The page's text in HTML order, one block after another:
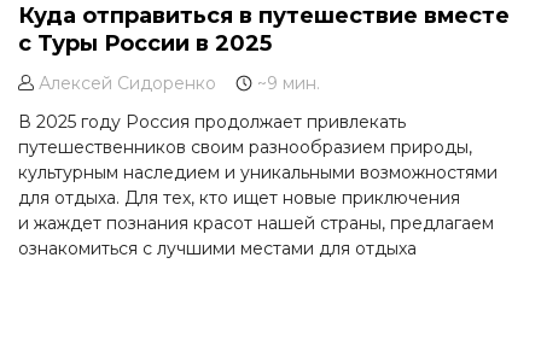
Куда отправиться в путешествие вместе
с Туры России в 2025
Алексей Сидоренко
~9 мин.
В 2025 году Россия продолжает привлекать
путешественников своим разнообразием природы,
культурным наследием и уникальными возможностями
для отдыха. Для тех, кто ищет новые приключения
и жаждет познания красот нашей страны, предлагаем
ознакомиться с лучшими местами для отдыха